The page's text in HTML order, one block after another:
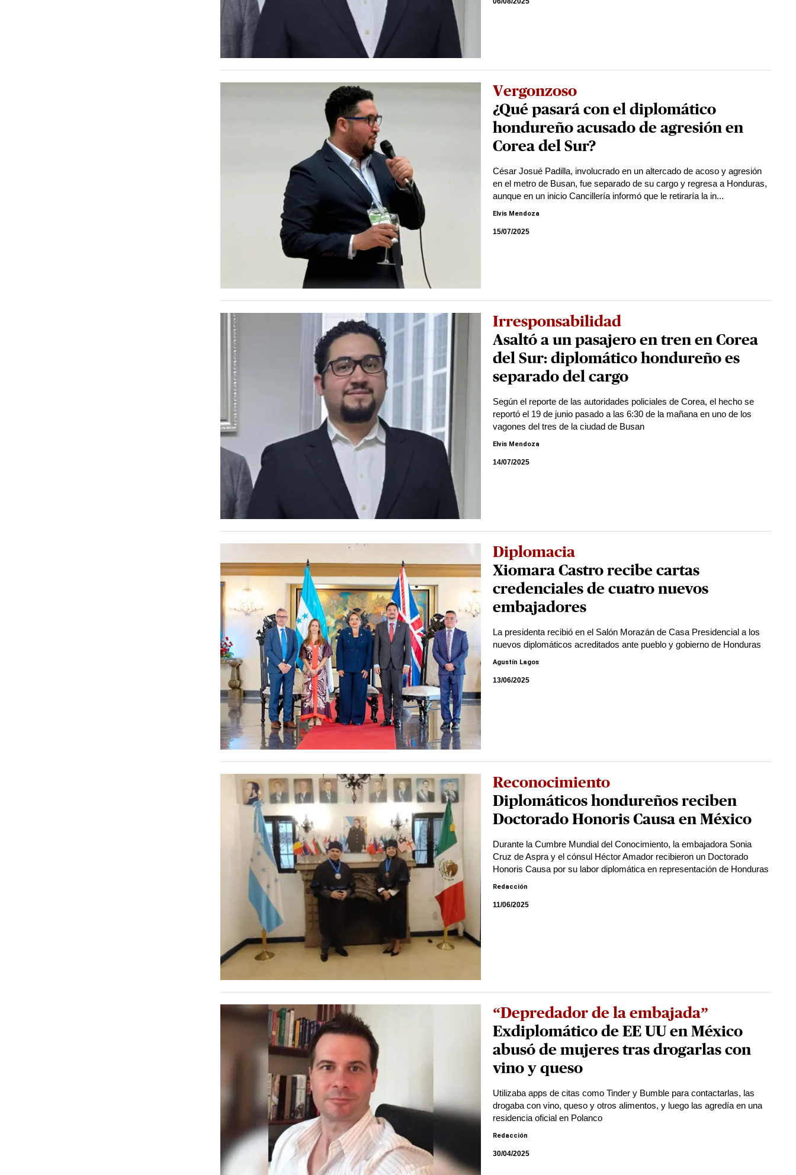
Vergonzoso
¿Qué pasará con el diplomático
hondureño acusado de agresión en
Corea del Sur?
César Josué Padilla, involucrado en un altercado de acoso y agresión
en el metro de Busan, fue separado de su cargo y regresa a Honduras,
aunque en un inicio Cancillería informó que le retiraría la in...
Elvis Mendoza
15/07/2025
Irresponsabilidad
Asaltó a un pasajero en tren en Corea
del Sur: diplomático hondureño es
separado del cargo
Según el reporte de las autoridades policiales de Corea, el hecho se
reportó el 19 de junio pasado a las 6:30 de la mañana en uno de los
vagones del tres de la ciudad de Busan
Elvis Mendoza
14/07/2025
Diplomacia
Xiomara Castro recibe cartas
credenciales de cuatro nuevos
embajadores
La presidenta recibió en el Salón Morazán de Casa Presidencial a los
nuevos diplomáticos acreditados ante pueblo y gobierno de Honduras
Agustín Lagos
13/06/2025
Reconocimiento
Diplomáticos hondureños reciben
Doctorado Honoris Causa en México
Durante la Cumbre Mundial del Conocimiento, la embajadora Sonia
Cruz de Aspra y el cónsul Héctor Amador recibieron un Doctorado
Honoris Causa por su labor diplomática en representación de Honduras
Redacción
11/06/2025
“Depredador de la embajada”
Exdiplomático de EE UU en México
abusó de mujeres tras drogarlas con
vino y queso
Utilizaba apps de citas como Tinder y Bumble para contactarlas, las
drogaba con vino, queso y otros alimentos, y luego las agredía en una
residencia oficial en Polanco
Redacción
30/04/2025